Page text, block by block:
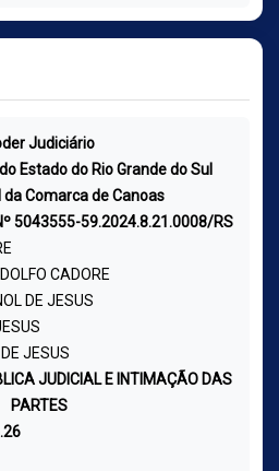
Judiciário
Estado do Rio Grande do Sul
da Comarca de Canoas
5043555-59.2024.8.21.0008/RS
CADORE
DE JESUS
JESUS
JUDICIAL E INTIMAÇÃO DAS
PARTES